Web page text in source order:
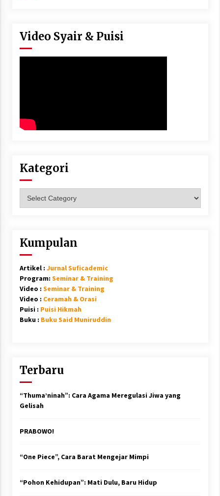
Video Syair & Puisi
Kategori
Kumpulan
Artikel : Jurnal Suficademic
Program: Seminar & Training
Video : Seminar & Training
Video : Ceramah & Orasi
Puisi : Puisi Hikmah
Buku : Buku Said Muniruddin
Terbaru
“Thuma’ninah”: Cara Agama Meregulasi Jiwa yang
Gelisah
PRABOWO!
“One Piece”, Cara Barat Mengejar Mimpi
“Pohon Kehidupan”: Mati Dulu, Baru Hidup